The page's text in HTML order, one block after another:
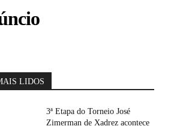
LIDOS
3ª Etapa do Torneio José
Zimerman de Xadrez acontece